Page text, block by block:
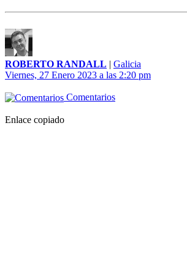
ROBERTO RANDALL | Galicia
Viernes, 27 Enero 2023 a las 2:20 pm
Comentarios
Enlace copiado